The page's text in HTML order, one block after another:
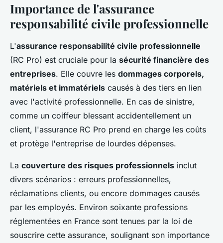
Importance de l'assurance
responsabilité civile professionnelle
L'assurance responsabilité civile professionnelle
(RC Pro) est cruciale pour la sécurité financière des
entreprises. Elle couvre les dommages corporels,
matériels et immatériels causés à des tiers en lien
avec l'activité professionnelle. En cas de sinistre,
comme un coiffeur blessant accidentellement un
client, l'assurance RC Pro prend en charge les coûts
et protège l'entreprise de lourdes dépenses.
La couverture des risques professionnels inclut
divers scénarios : erreurs professionnelles,
réclamations clients, ou encore dommages causés
par les employés. Environ soixante professions
réglementées en France sont tenues par la loi de
souscrire cette assurance, soulignant son importance